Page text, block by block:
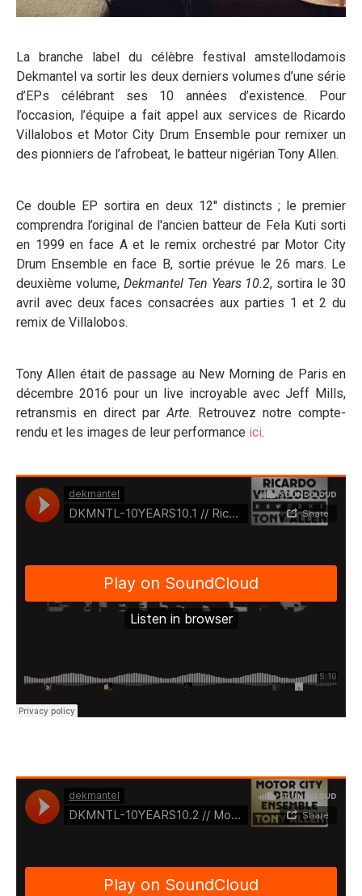
La branche label du célèbre festival amstellodamois
Dekmantel va sortir les deux derniers volumes d’une série
d’EPs célébrant ses 10 années d’existence. Pour
l’occasion, l’équipe a fait appel aux services de Ricardo
Villalobos et Motor City Drum Ensemble pour remixer un
des pionniers de l’afrobeat, le batteur nigérian Tony Allen.
Ce double EP sortira en deux 12'' distincts ; le premier
comprendra l’original de l'ancien batteur de Fela Kuti sorti
en 1999 en face A et le remix orchestré par Motor City
Drum Ensemble en face B, sortie prévue le 26 mars. Le
deuxième volume, Dekmantel Ten Years 10.2, sortira le 30
avril avec deux faces consacrées aux parties 1 et 2 du
remix de Villalobos.
Tony Allen était de passage au New Morning de Paris en
décembre 2016 pour un live incroyable avec Jeff Mills,
retransmis en direct parArte. Retrouvez notre compte-
rendu et les images de leur performance ici.